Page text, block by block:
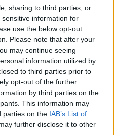
sharing to third parties, or
information for
use the below opt-out
Please note that after your
may continue seeing
information utilized by
to third parties prior to
opt-out of the further
by third parties on the
This information may
parties on the IAB’s List of
further disclose it to other
ετών εφημέριος στον
Παστίδας Μιχαήλ